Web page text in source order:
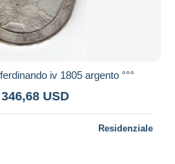
iv 1805 argento °°°
USD
Residenziale